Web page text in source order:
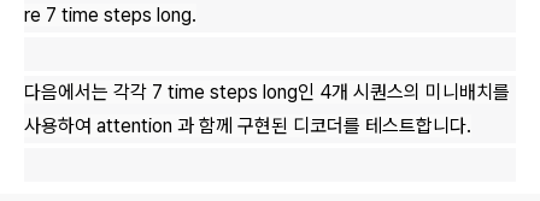
re 7 time steps long.
다음에서는 각각 7 time steps long인 4개 시퀀스의 미니배치를
사용하여 attention 과 함께 구현된 디코더를 테스트합니다.